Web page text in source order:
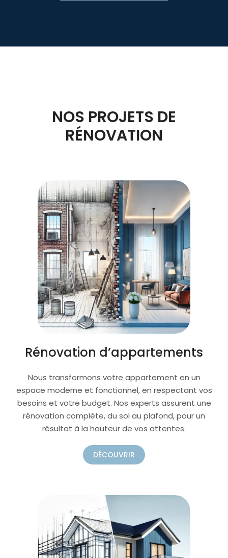
NOS PROJETS DE
RÉNOVATION
Rénovation d’appartements
Nous transformons votre appartement en un
espace moderne et fonctionnel, en respectant vos
besoins et votre budget. Nos experts assurent une
rénovation complète, du sol au plafond, pour un
résultat à la hauteur de vos attentes.
DÉCOUVRIR